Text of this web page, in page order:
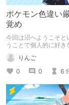
ポケモン色違い
覚め
今回は沼へようこそと
うことで個人的に好き
違い厳選に目覚めたこ
りんご
0
0 6